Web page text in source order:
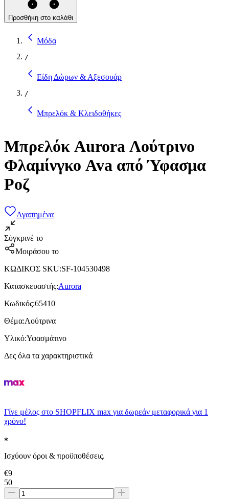
Προσθήκη στο καλάθι
Μόδα
/
Είδη Δώρων & Αξεσουάρ
/
Μπρελόκ & Κλειδοθήκες
Μπρελόκ Aurora Λούτρινο
Φλαμίνγκο Ava από Ύφασμα
Ροζ
Αγαπημένα
Σύγκρινέ το
Μοιράσου το
ΚΩΔΙΚΟΣ SKU:SF-104530498
Κατασκευαστής:Aurora
Κωδικός:65410
Θέμα:Λούτρινα
Υλικό:Υφασμάτινο
Δες όλα τα χαρακτηριστικά
Γίνε μέλος στο SHOPFLIX max για δωρεάν μεταφορικά για 1
χρόνο!
Ισχύουν όροι & προϋποθέσεις.
€9
50